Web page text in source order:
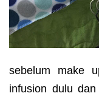
sebelum make
infusion dulu